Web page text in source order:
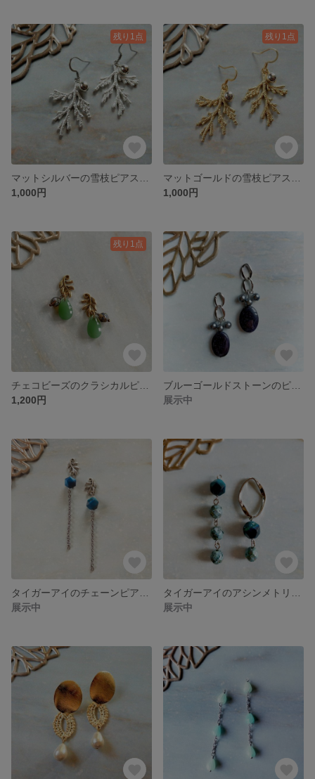
残り1点
1,000円
残り1点
1,000円
残り1点
1,200円
展示中
展示中
展示中